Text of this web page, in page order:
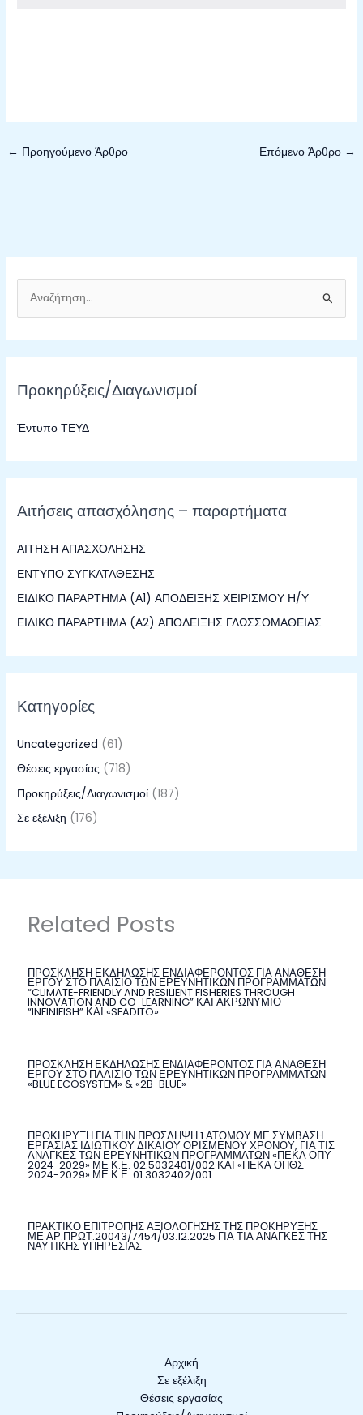
← Προηγούμενο Άρθρο Επόμενο Άρθρο →
ν
α
ή
η
η
ι
α
Προκηρύξεις/Διαγωνισμοί
Έντυπο ΤΕΥΔ
Αιτήσεις απασχόλησης – παραρτήματα
ΑΙΤΗΣΗ ΑΠΑΣΧΟΛΗΣΗΣ
ΕΝΤΥΠΟ ΣΥΓΚΑΤΑΘΕΣΗΣ
ΕΙΔΙΚΟ ΠΑΡΑΡΤΗΜΑ (Α1) ΑΠΟΔΕΙΞΗΣ ΧΕΙΡΙΣΜΟΥ Η/Υ
ΕΙΔΙΚΟ ΠΑΡΑΡΤΗΜΑ (Α2) ΑΠΟΔΕΙΞΗΣ ΓΛΩΣΣΟΜΑΘΕΙΑΣ
Κατηγορίες
Uncategorized (61)
Θέσεις εργασίας (718)
Προκηρύξεις/Διαγωνισμοί (187)
Σε εξέλιξη (176)
Related Posts
ΠΡΟΣΚΛΗΣΗ ΕΚΔΗΛΩΣΗΣ ΕΝΔΙΑΦΕΡΟΝΤΟΣ ΓΙΑ ΑΝΑΘΕΣΗ
ΕΡΓΟΥ ΣΤΟ ΠΛΑΙΣΙΟ ΤΩΝ ΕΡΕΥΝΗΤΙΚΩΝ ΠΡΟΓΡΑΜΜΑΤΩΝ
“CLIMATE-FRIENDLY AND RESILIENT FISHERIES THROUGH
INNOVATION AND CO-LEARNING” ΚΑΙ ΑΚΡΩΝΥΜΙΟ
“INFINIFISH” ΚΑΙ «SEADITO».
ΠΡΟΣΚΛΗΣΗ ΕΚΔΗΛΩΣΗΣ ΕΝΔΙΑΦΕΡΟΝΤΟΣ ΓΙΑ ΑΝΑΘΕΣΗ
ΕΡΓΟΥ ΣΤΟ ΠΛΑΙΣΙΟ ΤΩΝ ΕΡΕΥΝΗΤΙΚΩΝ ΠΡΟΓΡΑΜΜΑΤΩΝ
«BLUE ECOSYSTEM» & «2B-BLUE»
ΠΡΟΚΗΡΥΞΗ ΓΙΑ ΤΗΝ ΠΡΟΣΛΗΨΗ 1 ΑΤΟΜΟΥ ΜΕ ΣΥΜΒΑΣΗ
ΕΡΓΑΣΙΑΣ ΙΔΙΩΤΙΚΟΥ ΔΙΚΑΙΟΥ ΟΡΙΣΜΕΝΟΥ ΧΡΟΝΟΥ, ΓΙΑ ΤΙΣ
ΑΝΑΓΚΕΣ ΤΩΝ ΕΡΕΥΝΗΤΙΚΩΝ ΠΡΟΓΡΑΜΜΑΤΩΝ «ΠΕΚΑ ΟΠΥ
2024-2029» ΜΕ Κ.Ε. 02.5032401/002 ΚΑΙ «ΠΕΚΑ ΟΠΘΣ
2024-2029» ΜΕ Κ.Ε. 01.3032402/001.
ΠΡΑΚΤΙΚΟ ΕΠΙΤΡΟΠΗΣ ΑΞΙΟΛΟΓΗΣΗΣ ΤΗΣ ΠΡΟΚΗΡΥΞΗΣ
ΜΕ ΑΡ.ΠΡΩΤ.20043/7454/03.12.2025 ΓΙΑ ΤΙΑ ΑΝΑΓΚΕΣ ΤΗΣ
ΝΑΥΤΙΚΗΣ ΥΠΗΡΕΣΙΑΣ
Αρχική
Σε εξέλιξη
Θέσεις εργασίας